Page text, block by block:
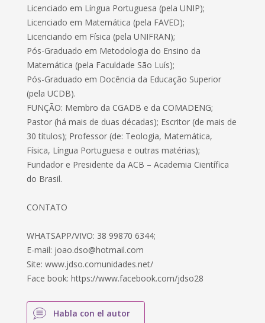
Licenciado em Língua Portuguesa (pela UNIP);
Licenciado em Matemática (pela FAVED);
Licenciando em Física (pela UNIFRAN);
Pós-Graduado em Metodologia do Ensino da
Matemática (pela Faculdade São Luís);
Pós-Graduado em Docência da Educação Superior
(pela UCDB).
FUNÇÃO: Membro da CGADB e da COMADENG;
Pastor (há mais de duas décadas); Escritor (de mais de
30 títulos); Professor (de: Teologia, Matemática,
Física, Língua Portuguesa e outras matérias);
Fundador e Presidente da ACB – Academia Científica
do Brasil.
CONTATO
WHATSAPP/VIVO: 38 99870 6344;
E-mail: joao.dso@hotmail.com
Site: www.jdso.comunidades.net/
Face book: https://www.facebook.com/jdso28
Habla con el autor